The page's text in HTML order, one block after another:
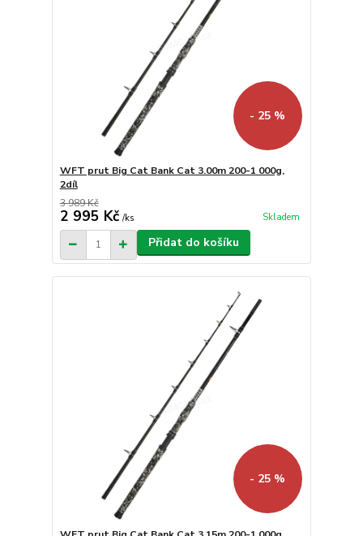
- 25 %
WFT prut Big Cat Bank Cat 3.00m 200-1 000g,
2díl
3 989 Kč
2 995 Kč /ks Skladem
Přidat do košíku
- 25 %